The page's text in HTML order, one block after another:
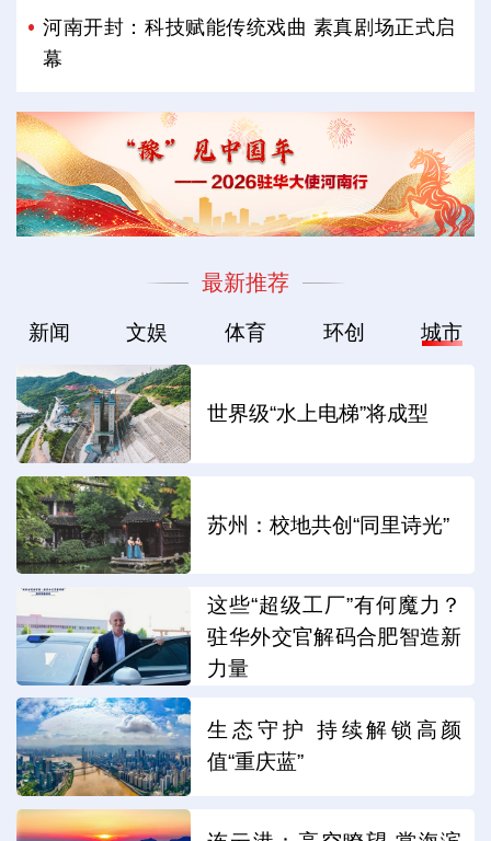
河南开封：科技赋能传统戏曲 素真剧场正式启
幕
最新推荐
新闻 文娱 体育 环创 城市
世界级“水上电梯”将成型
苏州：校地共创“同里诗光”
这些“超级工厂”有何魔力？
驻华外交官解码合肥智造新
力量
生态守护 持续解锁高颜
值“重庆蓝”